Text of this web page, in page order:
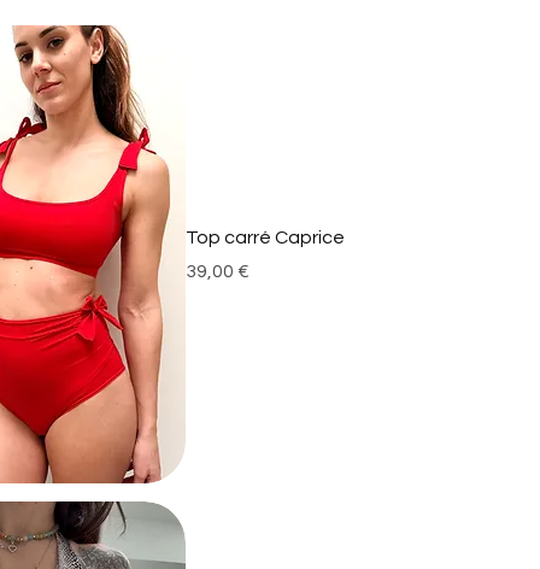
Top carré Caprice
Prix
39,00 €